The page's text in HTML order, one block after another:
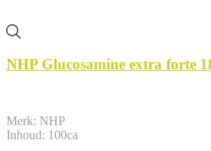
NHP Glucosamine extra forte
Merk: NHP
Inhoud: 100ca